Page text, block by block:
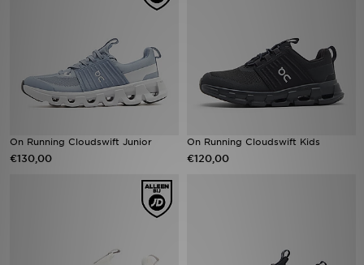
On Running Cloudswift Junior
€130,00
On Running Cloudswift Kids
€120,00
Klantenservice